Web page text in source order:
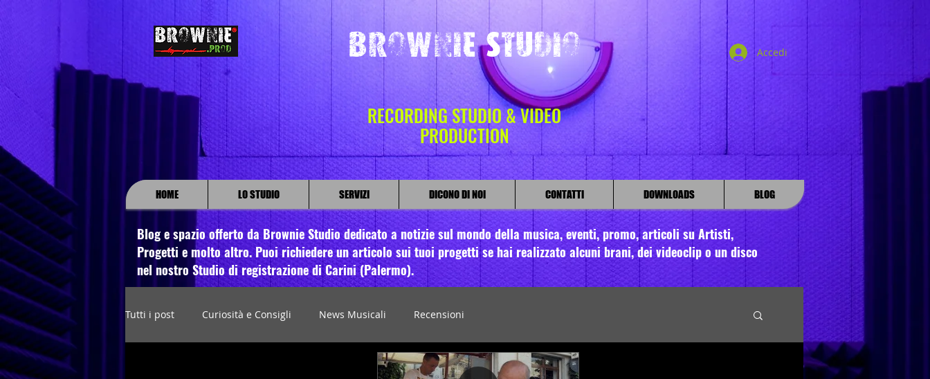
Brownie Studio Accedi
RECORDING STUDIO & VIDEO
PRODUCTION
HOME LO STUDIO SERVIZI DICONO DI NOI CONTATTI DOWNLOADS BLOG
Blog e spazio offerto da Brownie Studio dedicato a notizie sul mondo della musica, eventi, promo, articoli su Artisti,
Progetti e molto altro. Puoi richiedere un articolo sui tuoi progetti se hai realizzato alcuni brani, dei videoclip o un disco
nel nostro Studio di registrazione di Carini (Palermo).
Tutti i post Curiosità e Consigli News Musicali Recensioni